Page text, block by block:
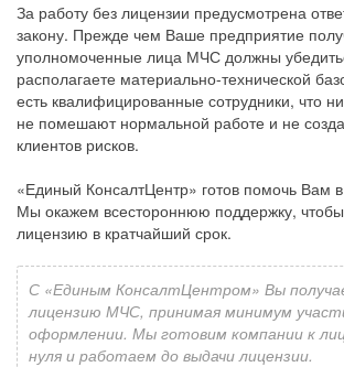
За работу без лицензии предусмотрена
закону. Прежде чем Ваше предприятие
уполномоченные лица МЧС должны
располагаете материально-технической
есть квалифицированные сотрудники, что
не помешают нормальной работе и не
клиентов рисков.
«Единый КонсалтЦентр» готов помочь Вам
Мы окажем всестороннюю поддержку,
лицензию в кратчайший срок.
С «Единым КонсалтЦентром» Вы
лицензию МЧС, принимая минимум
оформлении. Мы готовим компании к
нуля и работаем до выдачи лицензии.